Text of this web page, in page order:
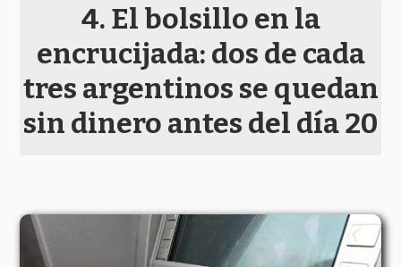
El bolsillo en la
encrucijada: dos de cada
tres argentinos se quedan
sin dinero antes del día 20